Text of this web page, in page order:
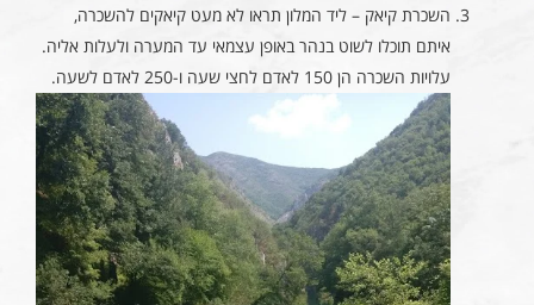
השכרת קיאק – ליד המלון תראו לא מעט קיאקים להשכרה,
איתם תוכלו לשוט בנהר באופן עצמאי עד המערה ולעלות אליה.
עלויות השכרה הן 150 לאדם לחצי שעה ו-250 לאדם לשעה.